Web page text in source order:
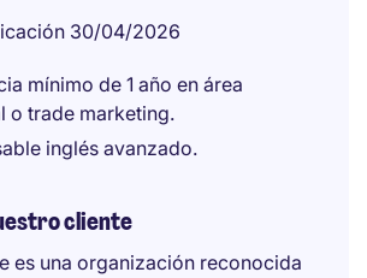
30/04/2026
mínimo de 1 año en área
o trade marketing.
inglés avanzado.
cliente
es una organización reconocida